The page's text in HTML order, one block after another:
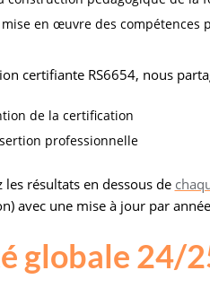
en œuvre des compétences
certifiante RS6654, nous
de la certification
professionnelle
les résultats en dessous de
avec une mise à jour par
globale 24/